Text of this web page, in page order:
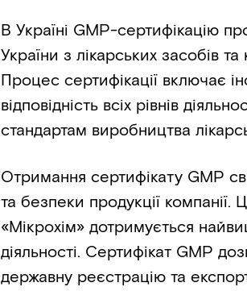
В Україні GMP-сертифікацію
України з лікарських засобів
Процес сертифікації включає
відповідність всіх рівнів
стандартам виробництва
Отримання сертифікату GMP
та безпеки продукції компанії.
«Мікрохім» дотримується
діяльності. Сертифікат GMP
державну реєстрацію та